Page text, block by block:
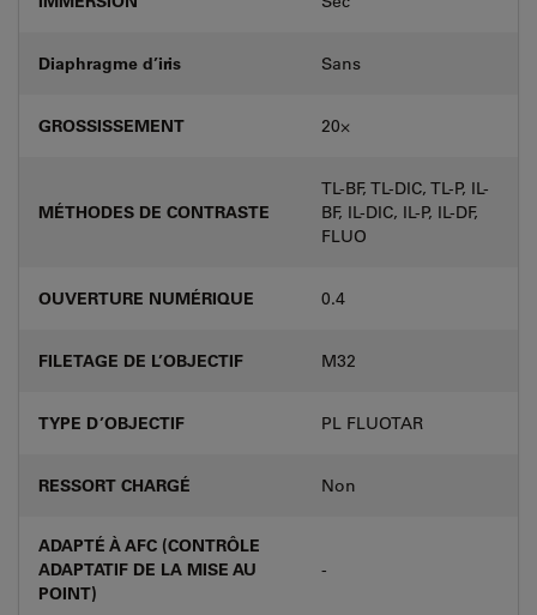
Diaphragme d’iris Sans
GROSSISSEMENT 20⨉
MÉTHODES DE CONTRASTE
TL-BF, TL-DIC, TL-P, IL-
BF, IL-DIC, IL-P, IL-DF,
FLUO
OUVERTURE NUMÉRIQUE 0.4
FILETAGE DE L’OBJECTIF M32
TYPE D’OBJECTIF PL FLUOTAR
RESSORT CHARGÉ Non
ADAPTÉ À AFC (CONTRÔLE
ADAPTATIF DE LA MISE AU
POINT)
-